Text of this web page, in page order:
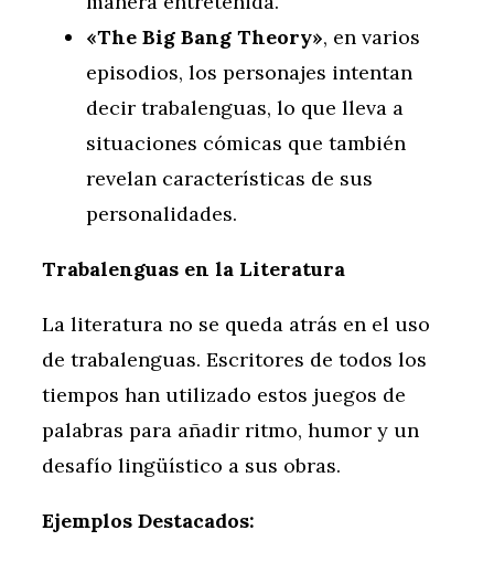
«The Big Bang Theory», en varios
episodios, los personajes intentan
decir trabalenguas, lo que lleva a
situaciones cómicas que también
revelan características de sus
personalidades.
Trabalenguas en la Literatura
La literatura no se queda atrás en el uso
de trabalenguas. Escritores de todos los
tiempos han utilizado estos juegos de
palabras para añadir ritmo, humor y un
desafío lingüístico a sus obras.
Ejemplos Destacados: